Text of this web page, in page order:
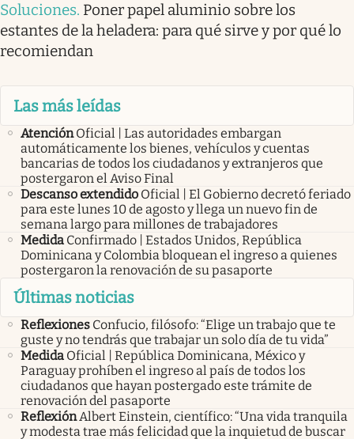
Soluciones. Poner papel aluminio sobre los
estantes de la heladera: para qué sirve y por qué lo
recomiendan
Las más leídas
Atención Oficial | Las autoridades embargan
automáticamente los bienes, vehículos y cuentas
bancarias de todos los ciudadanos y extranjeros que
postergaron el Aviso Final
Descanso extendido Oficial | El Gobierno decretó feriado
para este lunes 10 de agosto y llega un nuevo fin de
semana largo para millones de trabajadores
Medida Confirmado | Estados Unidos, República
Dominicana y Colombia bloquean el ingreso a quienes
postergaron la renovación de su pasaporte
Últimas noticias
Reflexiones Confucio, filósofo: “Elige un trabajo que te
guste y no tendrás que trabajar un solo día de tu vida”
Medida Oficial | República Dominicana, México y
Paraguay prohíben el ingreso al país de todos los
ciudadanos que hayan postergado este trámite de
renovación del pasaporte
ReflexiónAlbert Einstein, científico: “Una vida tranquila
y modesta trae más felicidad que la inquietud de buscar